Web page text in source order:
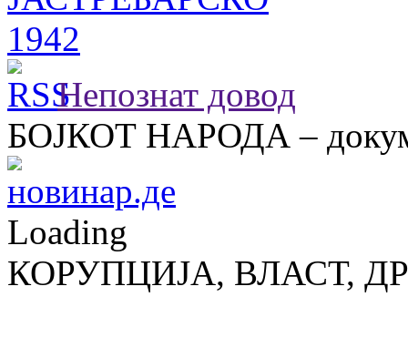
Непознат довод
БОЈКОТ НАРОДА –
Loading
КОРУПЦИЈА, ВЛАСТ,